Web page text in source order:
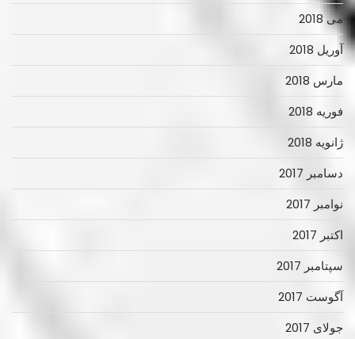
می 2018
آوریل 2018
مارس 2018
فوریه 2018
ژانویه 2018
دسامبر 2017
نوامبر 2017
اکتبر 2017
سپتامبر 2017
آگوست 2017
جولای 2017